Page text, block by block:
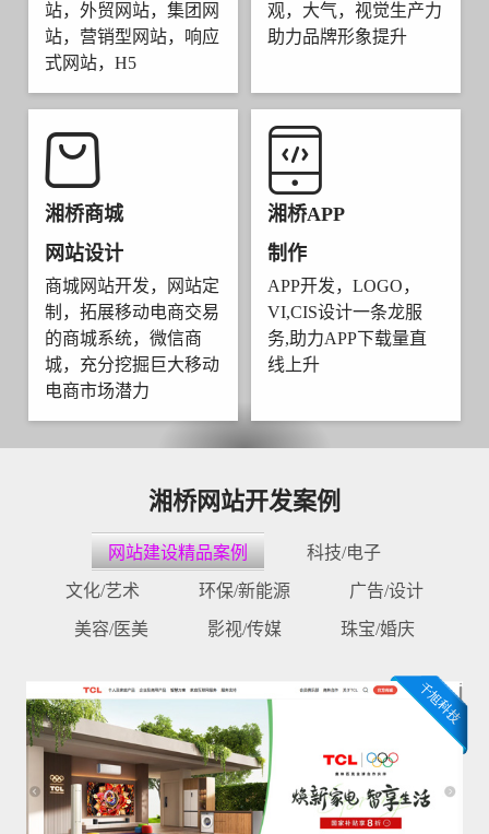
站，外贸网站，集团网
站，营销型网站，响应
式网站，H5
观，大气，视觉生产力
助力品牌形象提升
湘桥商城
网站设计
商城网站开发，网站定
制，拓展移动电商交易
的商城系统，微信商
城，充分挖掘巨大移动
电商市场潜力
湘桥APP
制作
APP开发，LOGO，
VI,CIS设计一条龙服
务,助力APP下载量直
线上升
湘桥网站开发案例
网站建设精品案例 科技/电子
文化/艺术 环保/新能源 广告/设计
美容/医美 影视/传媒 珠宝/婚庆